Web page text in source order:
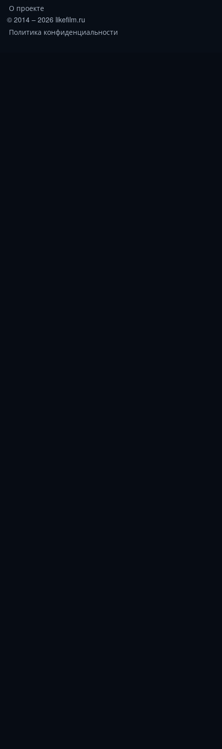
О проекте
© 2014 – 2026 likefilm.ru
Политика конфиденциальности